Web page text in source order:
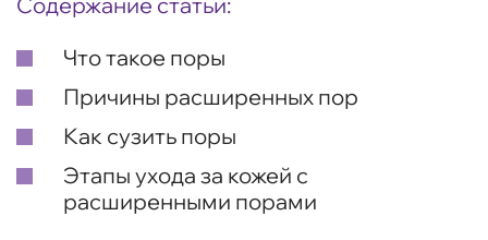
Что такое поры
Причины расширенных пор
Как сузить поры
Этапы ухода за кожей с
расширенными порами